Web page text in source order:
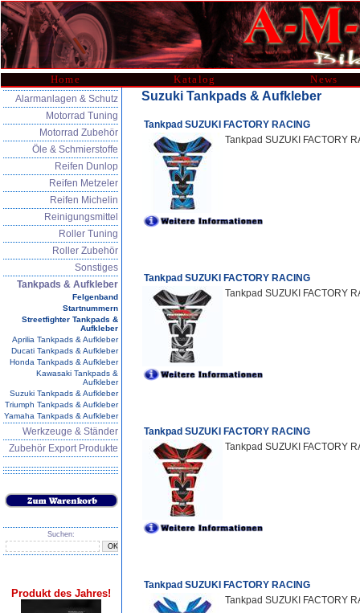
Home Katalog News
Alarmanlagen & Schutz
Motorrad Tuning
Motorrad Zubehör
Öle & Schmierstoffe
Reifen Dunlop
Reifen Metzeler
Reifen Michelin
Reinigungsmittel
Roller Tuning
Roller Zubehör
Sonstiges
Tankpads & Aufkleber
Felgenband
Startnummern
Streetfighter Tankpads &
Aufkleber
Aprilia Tankpads & Aufkleber
Ducati Tankpads & Aufkleber
Honda Tankpads & Aufkleber
Kawasaki Tankpads &
Aufkleber
Suzuki Tankpads & Aufkleber
Triumph Tankpads & Aufkleber
Yamaha Tankpads & Aufkleber
Werkzeuge & Ständer
Zubehör Export Produkte
Suchen:
Produkt des Jahres!
Suzuki Tankpads & Aufkleber
Tankpad SUZUKI FACTORY RACING
Tankpad SUZUKI FACTORY
Tankpad SUZUKI FACTORY RACING
Tankpad SUZUKI FACTORY
Tankpad SUZUKI FACTORY RACING
Tankpad SUZUKI FACTORY
Tankpad SUZUKI FACTORY RACING
Tankpad SUZUKI FACTORY